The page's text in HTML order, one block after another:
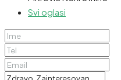
Svi oglasi